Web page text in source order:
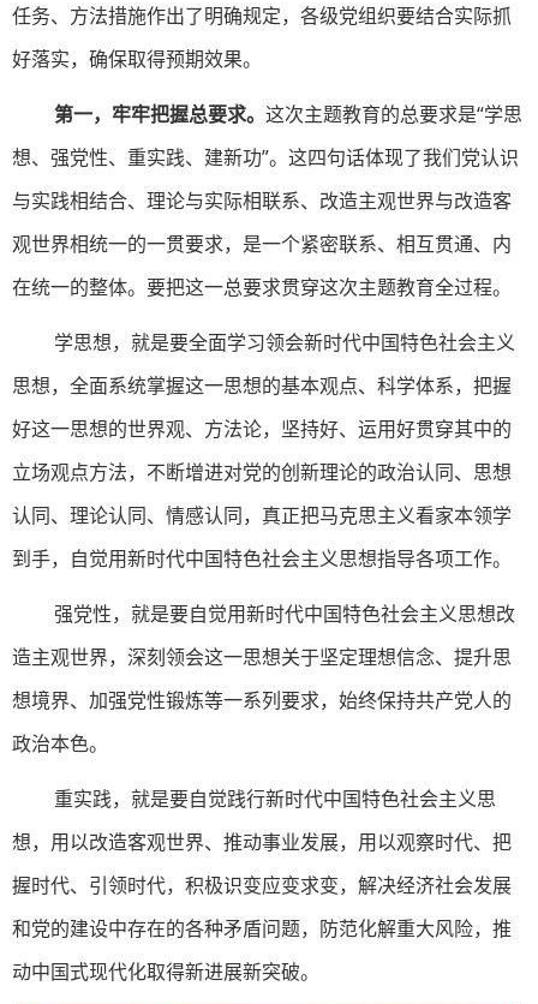
任务、方法措施作出了明确规定，各级党组织要结合实际抓
好落实，确保取得预期效果。
第一，牢牢把握总要求。 这次主题教育的总要求是“学思
想、强党性、重实践、建新功”。这四句话体现了我们党认识
与实践相结合、理论与实际相联系、改造主观世界与改造客
观世界相统一的一贯要求，是一个紧密联系、相互贯通、内
在统一的整体。要把这一总要求贯穿这次主题教育全过程。
学思想，就是要全面学习领会新时代中国特色社会主义
思想，全面系统掌握这一思想的基本观点、科学体系，把握
好这一思想的世界观、方法论，坚持好、运用好贯穿其中的
立场观点方法，不断增进对党的创新理论的政治认同、思想
认同、理论认同、情感认同，真正把马克思主义看家本领学
到手，自觉用新时代中国特色社会主义思想指导各项工作。
强党性，就是要自觉用新时代中国特色社会主义思想改
造主观世界，深刻领会这一思想关于坚定理想信念、提升思
想境界、加强党性锻炼等一系列要求，始终保持共产党人的
政治本色。
重实践，就是要自觉践行新时代中国特色社会主义思
想，用以改造客观世界、推动事业发展，用以观察时代、把
握时代、引领时代，积极识变应变求变，解决经济社会发展
和党的建设中存在的各种矛盾问题，防范化解重大风险，推
动中国式现代化取得新进展新突破。